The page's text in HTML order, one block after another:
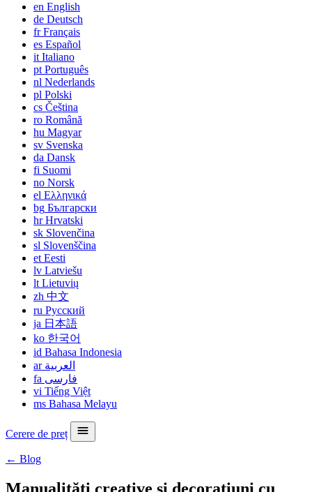
en English
de Deutsch
frFrançais
es Español
it Italiano
pt Português
nl Nederlands
pl Polski
cs Čeština
ro Română
hu Magyar
sv Svenska
da Dansk
fi Suomi
no Norsk
el Ελληνικά
bg Български
hrHrvatski
sk Slovenčina
sl Slovenščina
et Eesti
lv Latviešu
lt Lietuvių
zh 中文
ru Русский
ja 日本語
ko 한국어
id Bahasa Indonesia
ar العربية
fa فارسی
vi Tiếng Việt
ms Bahasa Melayu
Cerere de preț
← Blog